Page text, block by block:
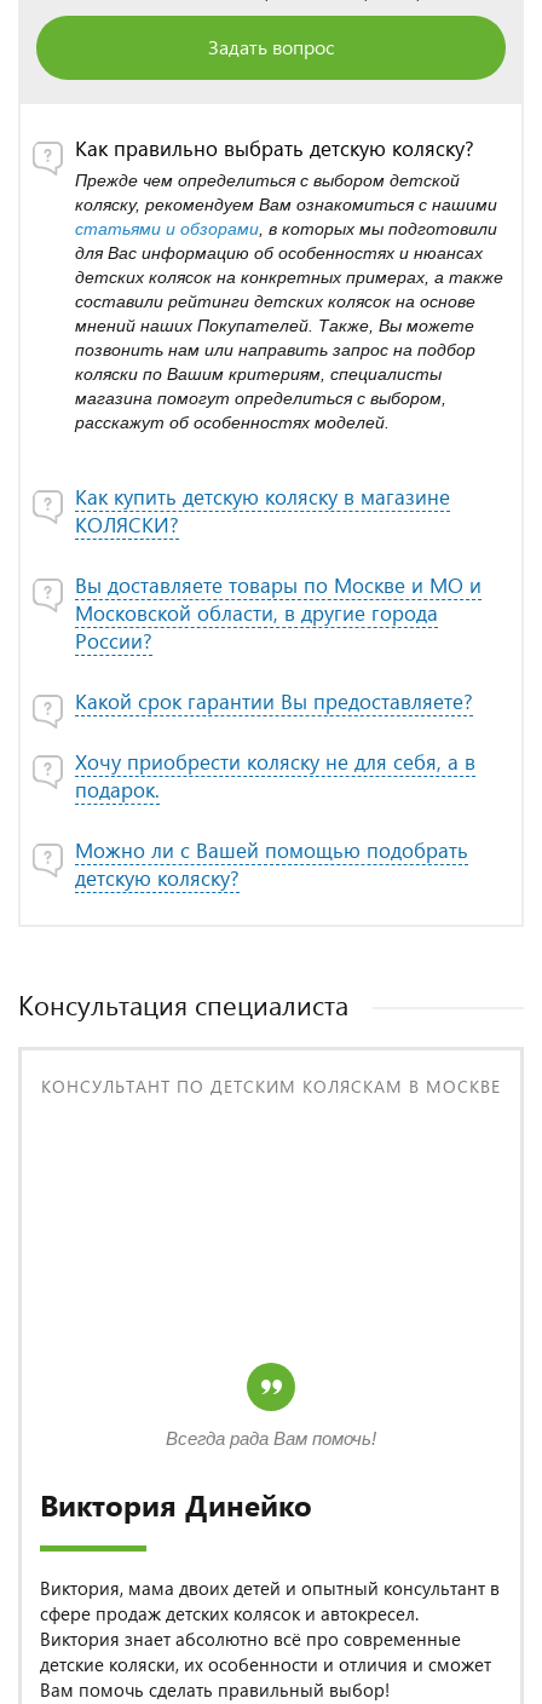
Задать вопрос
Как правильно выбрать детскую коляску?
Прежде чем определиться с выбором детской
коляску, рекомендуем Вам ознакомиться с нашими
статьями и обзорами , в которых мы подготовили
для Вас информацию об особенностях и нюансах
детских колясок на конкретных примерах, а также
составили рейтинги детских колясок на основе
мнений наших Покупателей. Также, Вы можете
позвонить нам или направить запрос на подбор
коляски по Вашим критериям, специалисты
магазина помогут определиться с выбором,
расскажут об особенностях моделей.
Как купить детскую коляску в магазине
КОЛЯСКИ?
Вы доставляете товары по Москве и МО и
Московской области, в другие города
России?
Какой срок гарантии Вы предоставляете?
Хочу приобрести коляску не для себя, а в
подарок.
Можно ли с Вашей помощью подобрать
детскую коляску?
Консультация специалиста
КОНСУЛЬТАНТ ПО ДЕТСКИМ КОЛЯСКАМ В МОСКВЕ
Виктория Динейко
Виктория, мама двоих детей и опытный консультант в
сфере продаж детских колясок и автокресел.
Виктория знает абсолютно всё про современные
детские коляски, их особенности и отличия и сможет
Вам помочь сделать правильный выбор!
Всегда рада Вам помочь!